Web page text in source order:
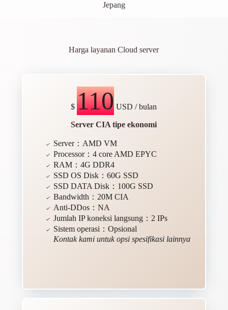
Jepang
Harga layanan Cloud server
$ 110 USD / bulan
Server CIA tipe ekonomi
Server：AMD VM
Processor：4 core AMD EPYC
RAM：4G DDR4
SSD OS Disk：60G SSD
SSD DATA Disk：100G SSD
Bandwidth：20M CIA
Anti-DDos：NA
Jumlah IP koneksi langsung：2 IPs
Sistem operasi：Opsional
Kontak kami untuk opsi spesifikasi lainnya